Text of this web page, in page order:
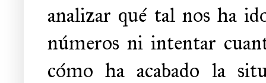
analizar qué tal nos ha
números ni intentar
cómo ha acabado la